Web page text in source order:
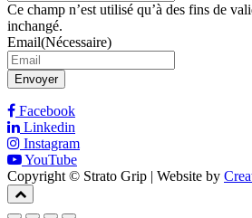
Ce champ n’est utilisé qu’à des fins de
inchangé.
Email(Nécessaire)
Envoyer
Facebook
Linkedin
Instagram
YouTube
Copyright © Strato Grip | Website by